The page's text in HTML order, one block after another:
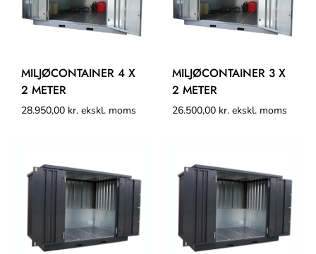
MILJØCONTAINER 4 X
2 METER
28.950,00 kr. ekskl. moms
MILJØCONTAINER 3 X
2 METER
26.500,00 kr. ekskl. moms